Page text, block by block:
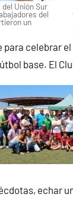
Unión Sur
del
un
celebrar
base. El
echar